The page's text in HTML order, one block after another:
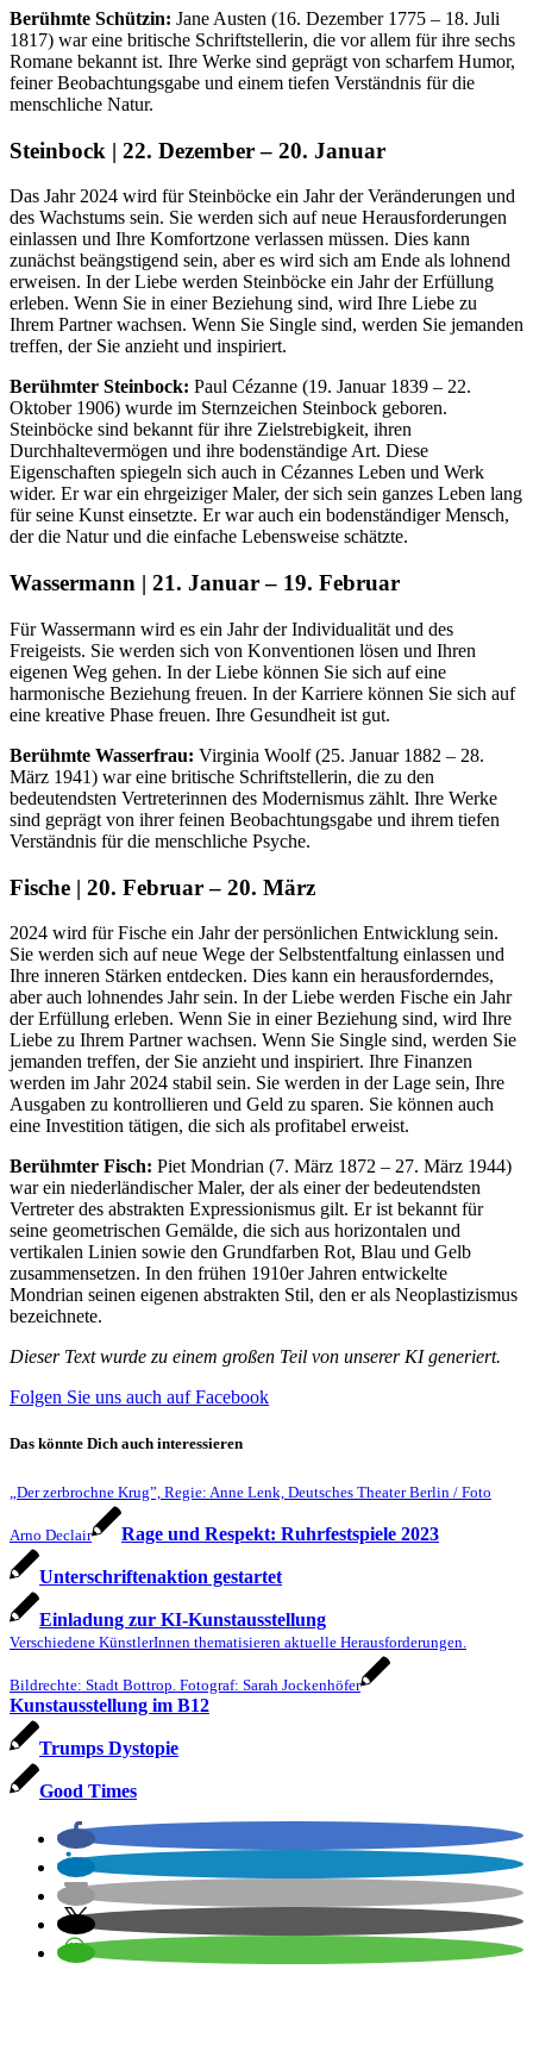
Berühmte Schützin: Jane Austen (16. Dezember 1775 – 18. Juli
1817) war eine britische Schriftstellerin, die vor allem für ihre sechs
Romane bekannt ist. Ihre Werke sind geprägt von scharfem Humor,
feiner Beobachtungsgabe und einem tiefen Verständnis für die
menschliche Natur.
Steinbock | 22. Dezember – 20. Januar
Das Jahr 2024 wird für Steinböcke ein Jahr der Veränderungen und
des Wachstums sein. Sie werden sich auf neue Herausforderungen
einlassen und Ihre Komfortzone verlassen müssen. Dies kann
zunächst beängstigend sein, aber es wird sich am Ende als lohnend
erweisen. In der Liebe werden Steinböcke ein Jahr der Erfüllung
erleben. Wenn Sie in einer Beziehung sind, wird Ihre Liebe zu
Ihrem Partner wachsen. Wenn Sie Single sind, werden Sie jemanden
treffen, der Sie anzieht und inspiriert.
Berühmter Steinbock: Paul Cézanne (19. Januar 1839 – 22.
Oktober 1906) wurde im Sternzeichen Steinbock geboren.
Steinböcke sind bekannt für ihre Zielstrebigkeit, ihren
Durchhaltevermögen und ihre bodenständige Art. Diese
Eigenschaften spiegeln sich auch in Cézannes Leben und Werk
wider. Er war ein ehrgeiziger Maler, der sich sein ganzes Leben lang
für seine Kunst einsetzte. Er war auch ein bodenständiger Mensch,
der die Natur und die einfache Lebensweise schätzte.
Wassermann | 21. Januar – 19. Februar
Für Wassermann wird es ein Jahr der Individualität und des
Freigeists. Sie werden sich von Konventionen lösen und Ihren
eigenen Weg gehen. In der Liebe können Sie sich auf eine
harmonische Beziehung freuen. In der Karriere können Sie sich auf
eine kreative Phase freuen. Ihre Gesundheit ist gut.
Berühmte Wasserfrau: Virginia Woolf (25. Januar 1882 – 28.
März 1941) war eine britische Schriftstellerin, die zu den
bedeutendsten Vertreterinnen des Modernismus zählt. Ihre Werke
sind geprägt von ihrer feinen Beobachtungsgabe und ihrem tiefen
Verständnis für die menschliche Psyche.
Fische | 20. Februar – 20. März
2024 wird für Fische ein Jahr der persönlichen Entwicklung sein.
Sie werden sich auf neue Wege der Selbstentfaltung einlassen und
Ihre inneren Stärken entdecken. Dies kann ein herausforderndes,
aber auch lohnendes Jahr sein. In der Liebe werden Fische ein Jahr
der Erfüllung erleben. Wenn Sie in einer Beziehung sind, wird Ihre
Liebe zu Ihrem Partner wachsen. Wenn Sie Single sind, werden Sie
jemanden treffen, der Sie anzieht und inspiriert. Ihre Finanzen
werden im Jahr 2024 stabil sein. Sie werden in der Lage sein, Ihre
Ausgaben zu kontrollieren und Geld zu sparen. Sie können auch
eine Investition tätigen, die sich als profitabel erweist.
Berühmter Fisch: Piet Mondrian (7. März 1872 – 27. März 1944)
war ein niederländischer Maler, der als einer der bedeutendsten
Vertreter des abstrakten Expressionismus gilt. Er ist bekannt für
seine geometrischen Gemälde, die sich aus horizontalen und
vertikalen Linien sowie den Grundfarben Rot, Blau und Gelb
zusammensetzen. In den frühen 1910er Jahren entwickelte
Mondrian seinen eigenen abstrakten Stil, den er als Neoplastizismus
bezeichnete.
Dieser Text wurde zu einem großen Teil von unserer KI generiert.
Folgen Sie uns auch auf Facebook
Das könnte Dich auch interessieren
„Der zerbrochne Krug”, Regie: Anne Lenk, Deutsches Theater Berlin / Foto
Arno Declair Rage und Respekt: Ruhrfestspiele 2023
Unterschriftenaktion gestartet
Einladung zur KI-Kunstausstellung
Verschiedene KünstlerInnen thematisieren aktuelle Herausforderungen.
Bildrechte: Stadt Bottrop. Fotograf: Sarah Jockenhöfer
Kunstausstellung im B12
Trumps Dystopie
Good Times